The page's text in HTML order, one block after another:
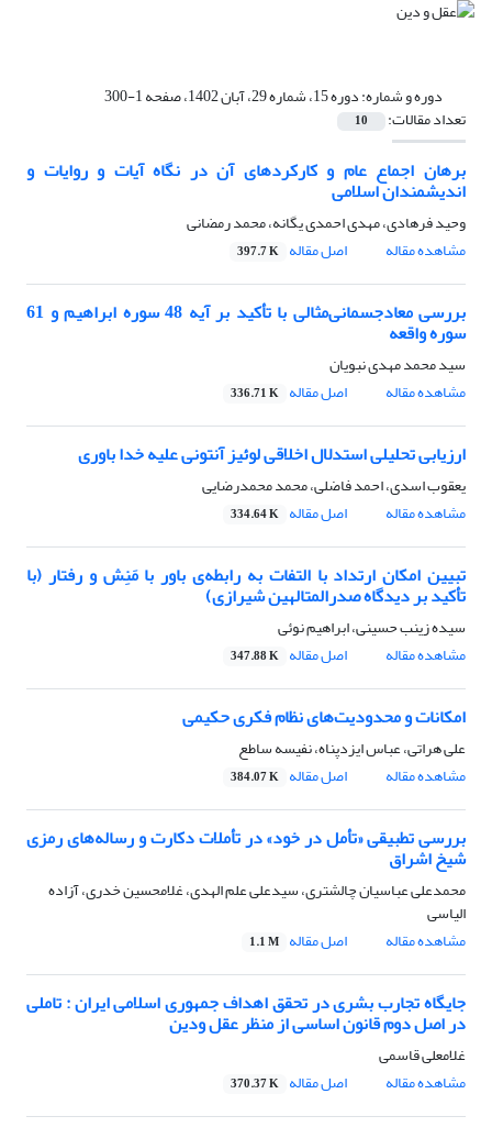
دوره و شماره:دوره 15، شماره 29، آبان 1402، صفحه 1-300
تعداد مقالات: 10
برهان اجماع عام و کارکردهای آن در نگاه آیات و روایات و
اندیشمندان اسلامی
وحید فرهادی، مهدی احمدی یگانه، محمد رمضانی
مشاهده مقاله
اصل مقاله 397.7 K
بررسی معادجسمانی‌مثالی با تأکید بر آیه 48 سوره ابراهیم و 61
سوره واقعه
سید محمد مهدی نبویان
مشاهده مقاله
اصل مقاله 336.71 K
ارزیابی تحلیلی استدلال اخلاقی لوئیز آنتونی علیه خدا باوری
یعقوب اسدی، احمد فاضلی، محمد محمدرضایی
مشاهده مقاله
اصل مقاله 334.64 K
تبیین امکان ارتداد با التفات به رابطه‌ی باور با مَنِش و رفتار (با
تأکید بر دیدگاه صدرالمتالهین شیرازی)
سیده زینب حسینی، ابراهیم نوئی
مشاهده مقاله
اصل مقاله 347.88 K
امکانات و محدودیت‌های نظام فکری حکیمی
علی هراتی، عباس ایزدپناه، نفیسه ساطع
مشاهده مقاله
اصل مقاله 384.07 K
بررسی تطبیقی «تأمل در خود» در تأملات دکارت و رساله‌های رمزی
شیخ اشراق
محمدعلی عباسیان چالشتری، سیدعلی علم الهدی، غلامحسین خدری، آزاده
الیاسی
مشاهده مقاله
اصل مقاله 1.1 M
جایگاه تجارب بشری در تحقق اهداف جمهوری اسلامی ایران : تاملی
در اصل دوم قانون اساسی از منظر عقل ودین
غلامعلی قاسمی
مشاهده مقاله
اصل مقاله 370.37 K